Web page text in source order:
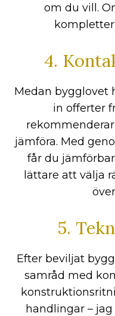
om du vill.
4.
Medan bygglovet
in offerter
jämföra. Med
får du
lättare att välja
5.
Efter beviljat
samråd med
handlingar –